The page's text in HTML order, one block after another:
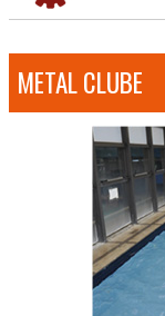
METAL CLUBE